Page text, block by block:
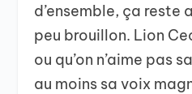
d’ensemble, ça reste
peu brouillon. Lion
ou qu’on n’aime pas
au moins sa voix